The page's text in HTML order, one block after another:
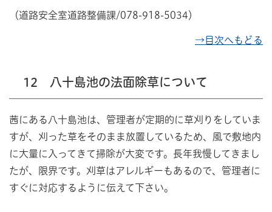
（道路安全室道路整備課/078-918-5034）
→目次へもどる
12 八十島池の法面除草について
茜にある八十島池は、管理者が定期的に草刈りをしていま
すが、刈った草をそのまま放置しているため、風で敷地内
に大量に入ってきて掃除が大変です。長年我慢してきまし
たが、限界です。刈草はアレルギーもあるので、管理者に
すぐに対応するように伝えて下さい。